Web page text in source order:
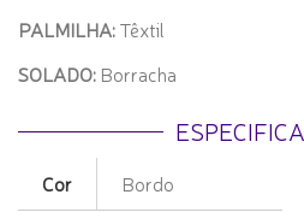
PALMILHA:Têxtil
SOLADO: Borracha
Cor Bordo